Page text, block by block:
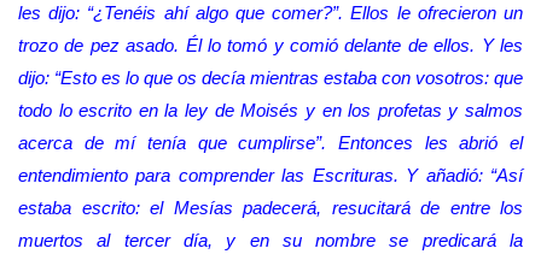
les dijo: “¿Tenéis ahí algo que comer?”. Ellos le ofrecieron un
trozo de pez asado. Él lo tomó y comió delante de ellos. Y les
dijo: “Esto es lo que os decía mientras estaba con vosotros: que
todo lo escrito en la ley de Moisés y en los profetas y salmos
acerca de mí tenía que cumplirse”. Entonces les abrió el
entendimiento para comprender las Escrituras. Y añadió: “Así
estaba escrito: el Mesías padecerá, resucitará de entre los
muertos al tercer día, y en su nombre se predicará la